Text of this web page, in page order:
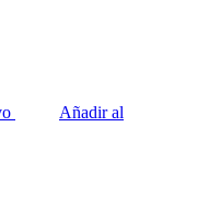
Añadir al